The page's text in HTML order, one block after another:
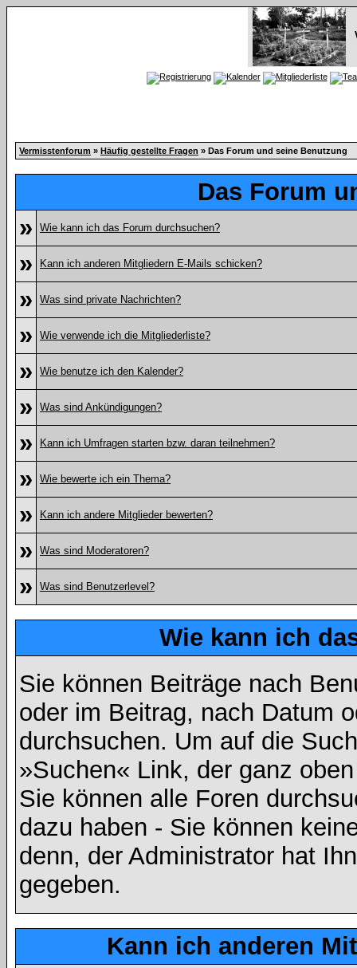
Vermisstenforum » Häufig gestellte Fragen » Das Forum und seine Benutzung
Das Forum
»
Wie kann ich das Forum durchsuchen?
» Kann ich anderen Mitgliedern E-Mails schicken?
» Was sind private Nachrichten?
» Wie verwende ich die Mitgliederliste?
» Wie benutze ich den Kalender?
» Was sind Ankündigungen?
» Kann ich Umfragen starten bzw. daran teilnehmen?
» Wie bewerte ich ein Thema?
» Kann ich andere Mitglieder bewerten?
» Was sind Moderatoren?
» Was sind Benutzerlevel?
Wie kann ich
Sie können Beiträge nach
oder im Beitrag, nach Datum
durchsuchen. Um auf die
»Suchen« Link, der ganz
Sie können alle Foren
dazu haben - Sie können
denn, der Administrator hat
gegeben.
Kann ich anderen